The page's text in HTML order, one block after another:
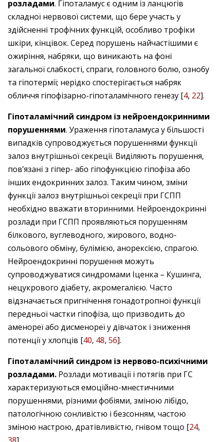
розладами. Гіпоталамус є одним із ланцюгів
складної нервової системи, що бере участь у
здійсненні трофічних функцій, особливо трофіки
шкіри, кінцівок. Серед порушень найчастішими є
ожиріння, набряки, що виникають на фоні
загальної слабкості, спраги, головного болю, ознобу
та гіпотермії; нерідко спостерігається набряк
обличчя гіпофізарно-гіпоталамічного генезу [4, 22].
Гіпоталамічний синдром із нейроендокринними
порушеннями. Ураження гіпоталамуса у більшості
випадків супроводжується порушеннями функції
залоз внутрішньої секреції. Виділяють порушення,
пов’язані з гіпер- або гіпофункцією гіпофіза або
інших ендокринних залоз. Таким чином, зміни
функції залоз внутрішньої секреції при ГСПП
необхідно вважати вторинними. Нейроендокринні
розлади при ГСПП проявляються порушенням
білкового, вуглеводного, жирового, водно-
сольового обміну, булімією, анорексією, спрагою.
Нейроендокринні порушення можуть
супроводжуватися синдромами Іценка – Кушинга,
нецукрового діабету, акромегалією. Часто
відзначається пригнічення гонадотропної функції
передньої частки гіпофіза, що призводить до
аменореї або дисменореї у дів­чаток і зниження
потенції у хлопців [40, 48, 56].
Гіпоталамічний синдром із нервово-психічними
розладами. Розлади мотивації і потягів при ГС
характеризуються емоційно-мнестичними
порушеннями, різними фобіями, зміною лібідо,
патологічною сонливістю і безсонням, частою
зміною настрою, дратівливістю, гнівом тощо [24,